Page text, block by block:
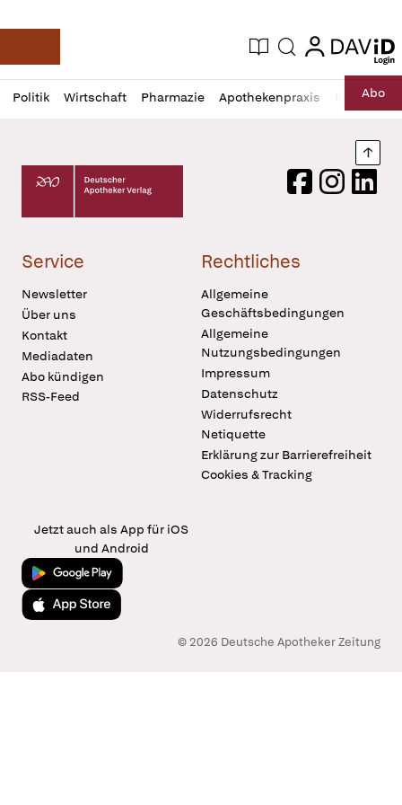
Deutsche Apotheker Zeitung
Aktuelle Ausgabe
Suche login
login
Politik Wirtschaft Pharmazie Apothekenpraxis RechtAbo
Profil
öffnen
Daz
Pur
Deutscher Apotheker Verlag Logo
FacebookInstagram
Service
Newsletter
Über uns
Kontakt
Mediadaten
Abo kündigen
RSS-Feed
Rechtliches
Allgemeine
Geschäftsbedingungen
Allgemeine
Nutzungsbedingungen
Impressum
Datenschutz
Widerrufsrecht
Netiquette
Erklärung zur Barrierefreiheit
Cookies & Tracking
Jetzt auch als App für iOS
und Android
Jetzt bei Google Play
Laden im App Store
© 2026 Deutsche Apotheker Zeitung